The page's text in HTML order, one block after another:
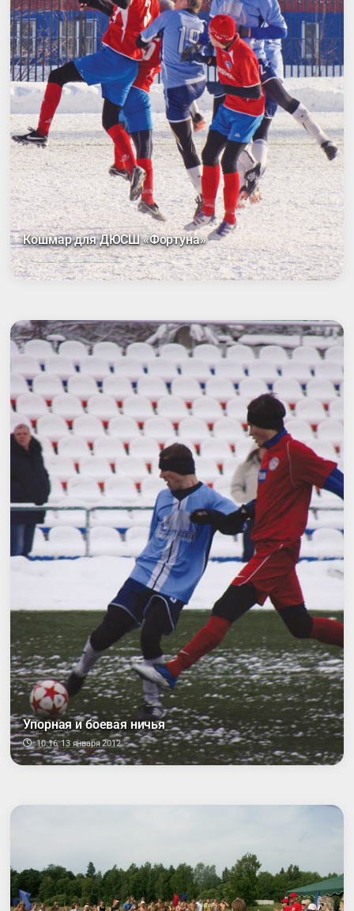
Кошмар для ДЮСШ «Фортуна»
16:44, 17 января 2012
Упорная и боевая ничья
10:16, 13 января 2012